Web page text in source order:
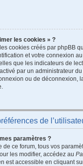
les cookies » ?
cookies créés par phpBB
et votre connexion
que les indicateurs de
par un administrateur
ou de déconnexion,
de
paramètres ?
de ce forum, tous vos
les modifier, accédez au
est accessible en cliquant